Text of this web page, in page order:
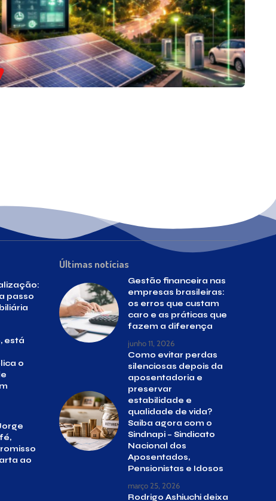
passo
está
o
ao
Últimas notícias
Gestão financeira nas
empresas brasileiras:
os erros que custam
caro e as práticas que
fazem a diferença
junho 11, 2026
Como evitar perdas
silenciosas depois da
aposentadoria e
preservar
estabilidade e
qualidade de vida?
Saiba agora com o
Sindnapi – Sindicato
Nacional dos
Aposentados,
Pensionistas e Idosos
março 25, 2026
Rodrigo Ashiuchi deixa